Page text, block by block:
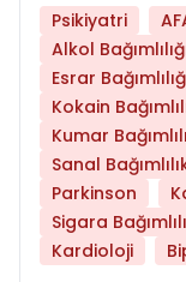
Psikiyatri
Alkol
Esrar
Kokain
Kumar
Sanal
Parkinson
Sigara
Kardioloji